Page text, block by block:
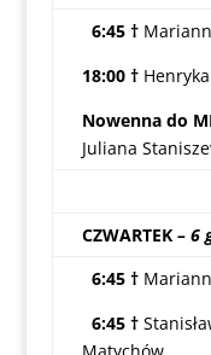
6:45 †
18:00 †
Nowenna do
Juliana
CZWARTEK – 6
6:45 †
6:45 †